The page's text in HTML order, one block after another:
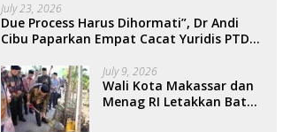
July 23, 2026
Due Process Harus Dihormati”, Dr Andi
Cibu Paparkan Empat Cacat Yuridis PTDH
July 9, 2026
Wali Kota Makassar dan
Menag RI Letakkan Batu